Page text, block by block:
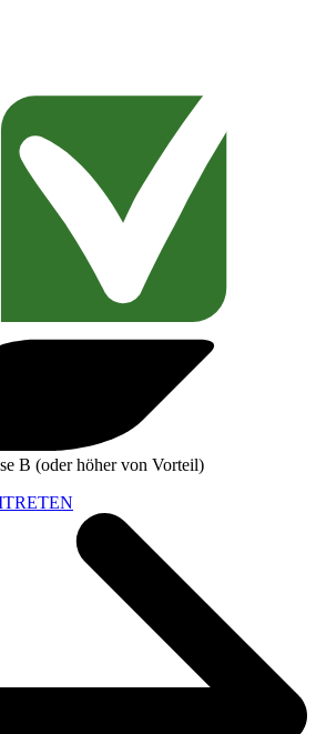
B (oder höher von Vorteil)